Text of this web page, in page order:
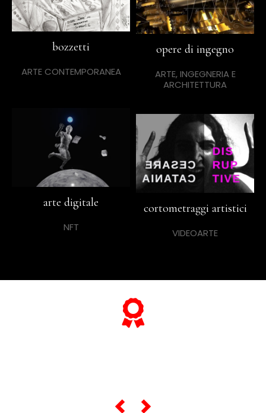
bozzetti
ARTE CONTEMPORANEA
opere di ingegno
ARTE, INGEGNERIA E
ARCHITETTURA
arte digitale
NFT
cortometraggi artistici
VIDEOARTE
scorri lo slider qui sotto ...